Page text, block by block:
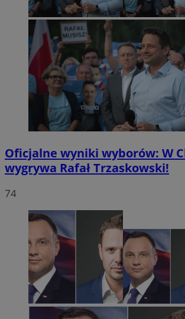
Oficjalne wyniki wyborów: W
wygrywa Rafał Trzaskowski!
74